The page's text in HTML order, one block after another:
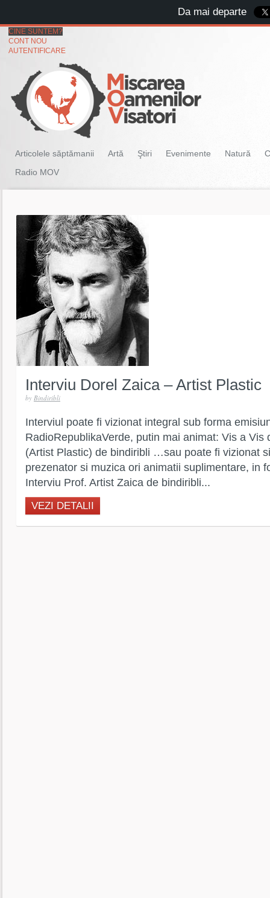
CINE SUNTEM?
CONT NOU
AUTENTIFICARE
Articolele săptămanii Artă Ştiri Evenimente Natură
Radio MOV
Interviu Dorel Zaica – Artist Plastic
by Bindiribli
Interviul poate fi vizionat integral sub forma
RadioRepublikaVerde, putin mai animat: Vis a Vis
(Artist Plastic) de bindiribli …sau poate fi vizionat
prezenator si muzica ori animatii suplimentare, in
Interviu Prof. Artist Zaica de bindiribli...
VEZI DETALII
Da mai departe